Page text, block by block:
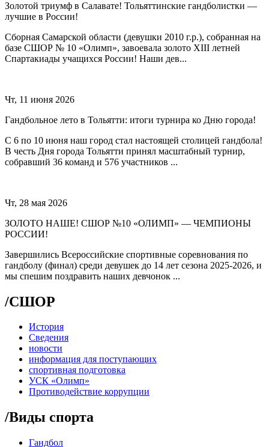
Золотой триумф в Салавате! Тольяттинские гандболистки —
лучшие в России!
Сборная Самарской области (девушки 2010 г.р.), собранная на
базе СШОР № 10 «Олимп», завоевала золото XIII летней
Спартакиады учащихся России! Наши дев...
Чт, 11 июня 2026
Гандбольное лето в Тольятти: итоги турнира ко Дню города!
С 6 по 10 июня наш город стал настоящей столицей гандбола!
В честь Дня города Тольятти принял масштабный турнир,
собравший 36 команд и 576 участников ...
Чт, 28 мая 2026
ЗОЛОТО НАШЕ! СШОР №10 «ОЛИМП» — ЧЕМПИОНЫ
РОССИИ!
Завершились Всероссийские спортивные соревнования по
гандболу (финал) среди девушек до 14 лет сезона 2025-2026, и
мы спешим поздравить наших девчонок ...
/СШОР
История
Сведения
новости
информация для поступающих
спортивная подготовка
УСК «Олимп»
Противодействие коррупции
/Виды спорта
Гандбол